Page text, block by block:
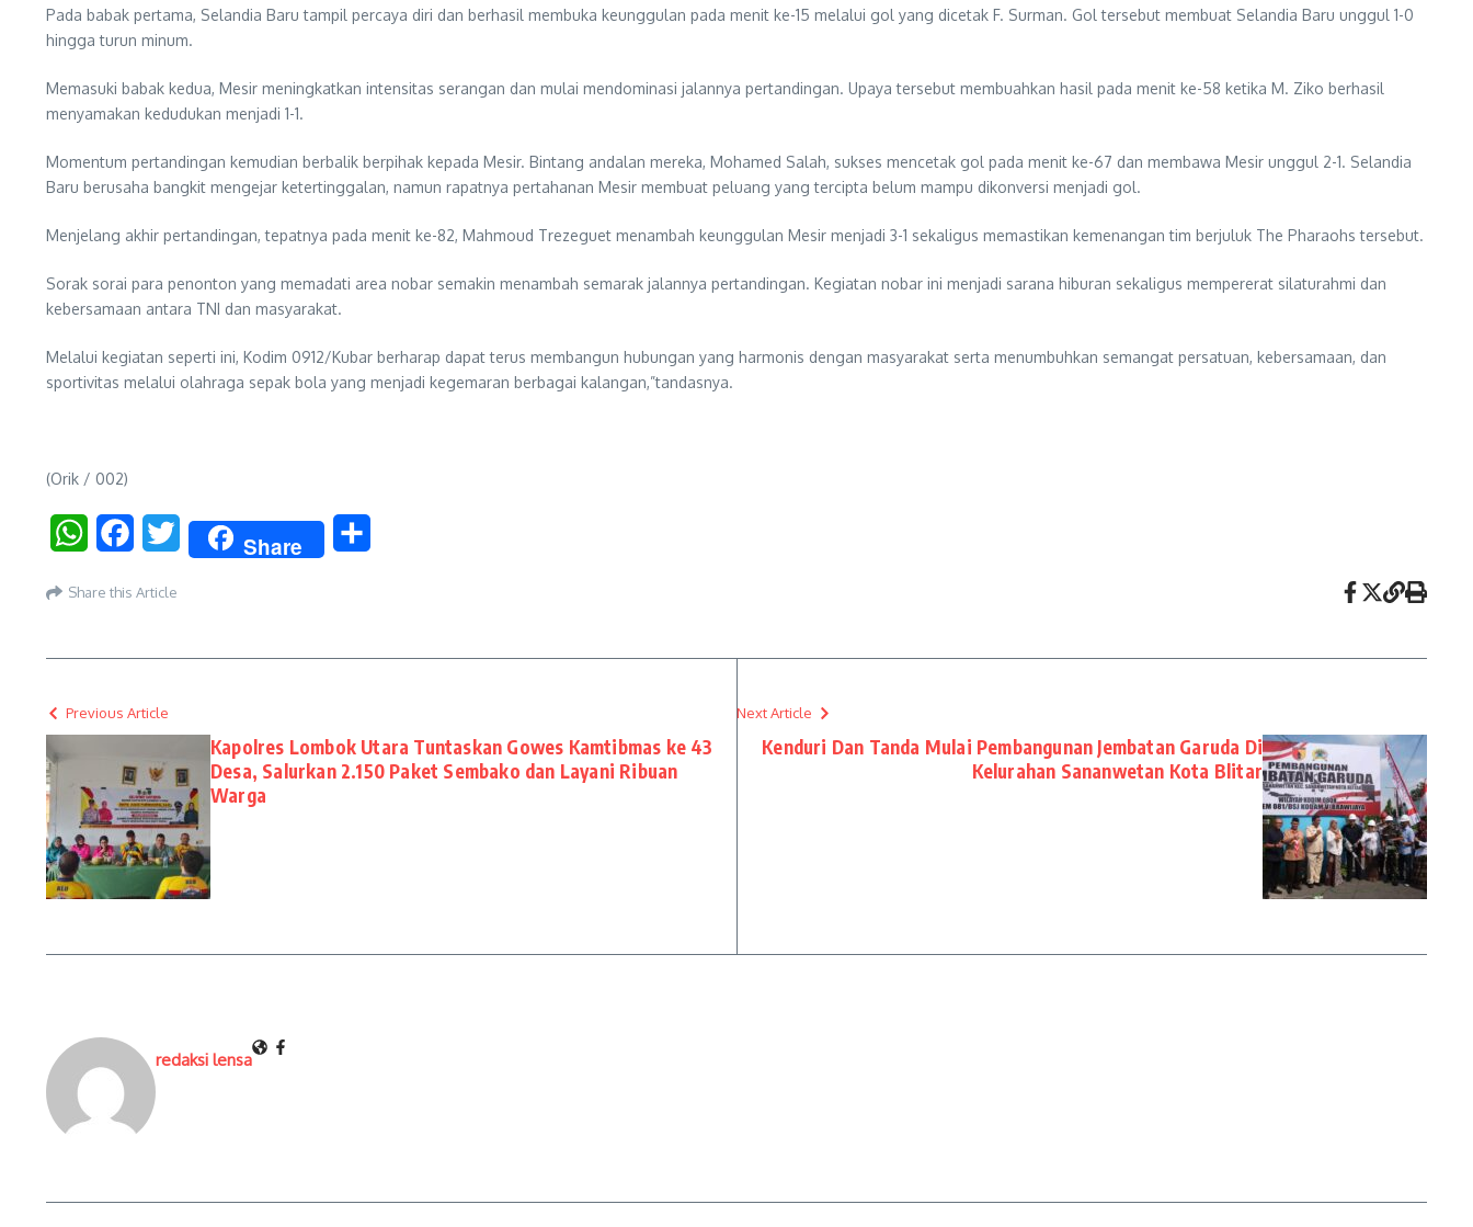
Pada babak pertama, Selandia Baru tampil percaya diri dan berhasil membuka keunggulan pada menit ke-15 melalui gol yang dicetak F. Surman. Gol tersebut membuat Selandia Baru unggul 1-0
hingga turun minum.
Memasuki babak kedua, Mesir meningkatkan intensitas serangan dan mulai mendominasi jalannya pertandingan. Upaya tersebut membuahkan hasil pada menit ke-58 ketika M. Ziko berhasil
menyamakan kedudukan menjadi 1-1.
Momentum pertandingan kemudian berbalik berpihak kepada Mesir. Bintang andalan mereka, Mohamed Salah, sukses mencetak gol pada menit ke-67 dan membawa Mesir unggul 2-1. Selandia
Baru berusaha bangkit mengejar ketertinggalan, namun rapatnya pertahanan Mesir membuat peluang yang tercipta belum mampu dikonversi menjadi gol.
Menjelang akhir pertandingan, tepatnya pada menit ke-82, Mahmoud Trezeguet menambah keunggulan Mesir menjadi 3-1 sekaligus memastikan kemenangan tim berjuluk The Pharaohs tersebut.
Sorak sorai para penonton yang memadati area nobar semakin menambah semarak jalannya pertandingan. Kegiatan nobar ini menjadi sarana hiburan sekaligus mempererat silaturahmi dan
kebersamaan antara TNI dan masyarakat.
Melalui kegiatan seperti ini, Kodim 0912/Kubar berharap dapat terus membangun hubungan yang harmonis dengan masyarakat serta menumbuhkan semangat persatuan, kebersamaan, dan
sportivitas melalui olahraga sepak bola yang menjadi kegemaran berbagai kalangan,”tandasnya.
(Orik / 002)
WhatsAppFacebookTwitter Share
Share this Article
Previous Article
Kapolres Lombok Utara Tuntaskan Gowes Kamtibmas ke 43
Desa, Salurkan 2.150 Paket Sembako dan Layani Ribuan
Warga
Next Article
Kenduri Dan Tanda Mulai Pembangunan Jembatan Garuda Di
Kelurahan Sananwetan Kota Blitar
redaksi lensa